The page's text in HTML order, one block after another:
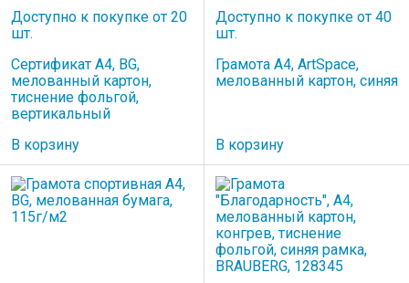
Доступно к покупке от 20
шт.
Сертификат А4, BG,
мелованный картон,
тиснение фольгой,
вертикальный
В корзину
Доступно к покупке от 40
шт.
Грамота А4, ArtSpace,
мелованный картон, синяя
В корзину